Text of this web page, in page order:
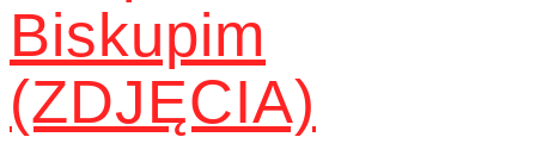
Biskupim
(ZDJĘCIA)